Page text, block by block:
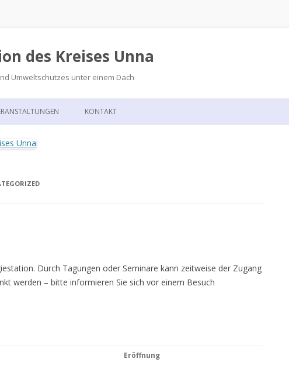
des Kreises Unna
Umweltschutzes unter einem Dach
Zum
KONTAKT
Durch Tagungen oder Seminare kann zeitweise der Zugang
werden – bitte informieren Sie sich vor einem Besuch
Eröffnung